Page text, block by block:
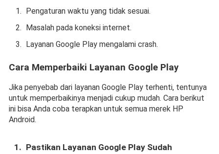
Pengaturan waktu yang tidak sesuai.
Masalah pada koneksi internet.
Layanan Google Play mengalami crash.
Cara Memperbaiki Layanan Google Play
Jika penyebab dari layanan Google Play terhenti, tentunya
untuk memperbaikinya menjadi cukup mudah. Cara berikut
ini bisa Anda coba terapkan untuk semua merek HP
Android.
Pastikan Layanan Google Play Sudah